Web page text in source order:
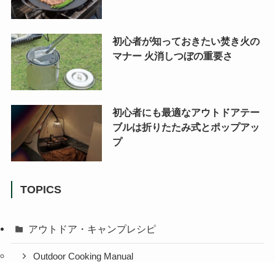
初心者が知っておきたい焚き火の
マナー 火消しつぼの重要さ
初心者にも最適なアウトドアテー
ブルは折りたたみ式とポップアッ
プ
TOPICS
アウトドア・キャンプレシピ
Outdoor Cooking Manual